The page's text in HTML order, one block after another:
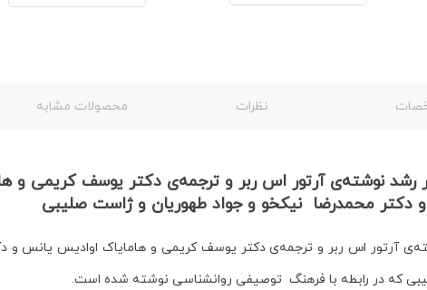
نظرات محصولات مشابه
رشد نوشته‌ی آرتور اس ربر و ترجمه‌ی دکتر یوسف کریمی و
و دکتر محمدرضا نیکخو و جواد طهوریان و ژاست صلیبی
آرتور اس ربر و ترجمه‌ی دکتر یوسف کریمی و هامایاک اوادیس یانس و
که در رابطه با فرهنگ توصیفی روانشناسی نوشته شده است.